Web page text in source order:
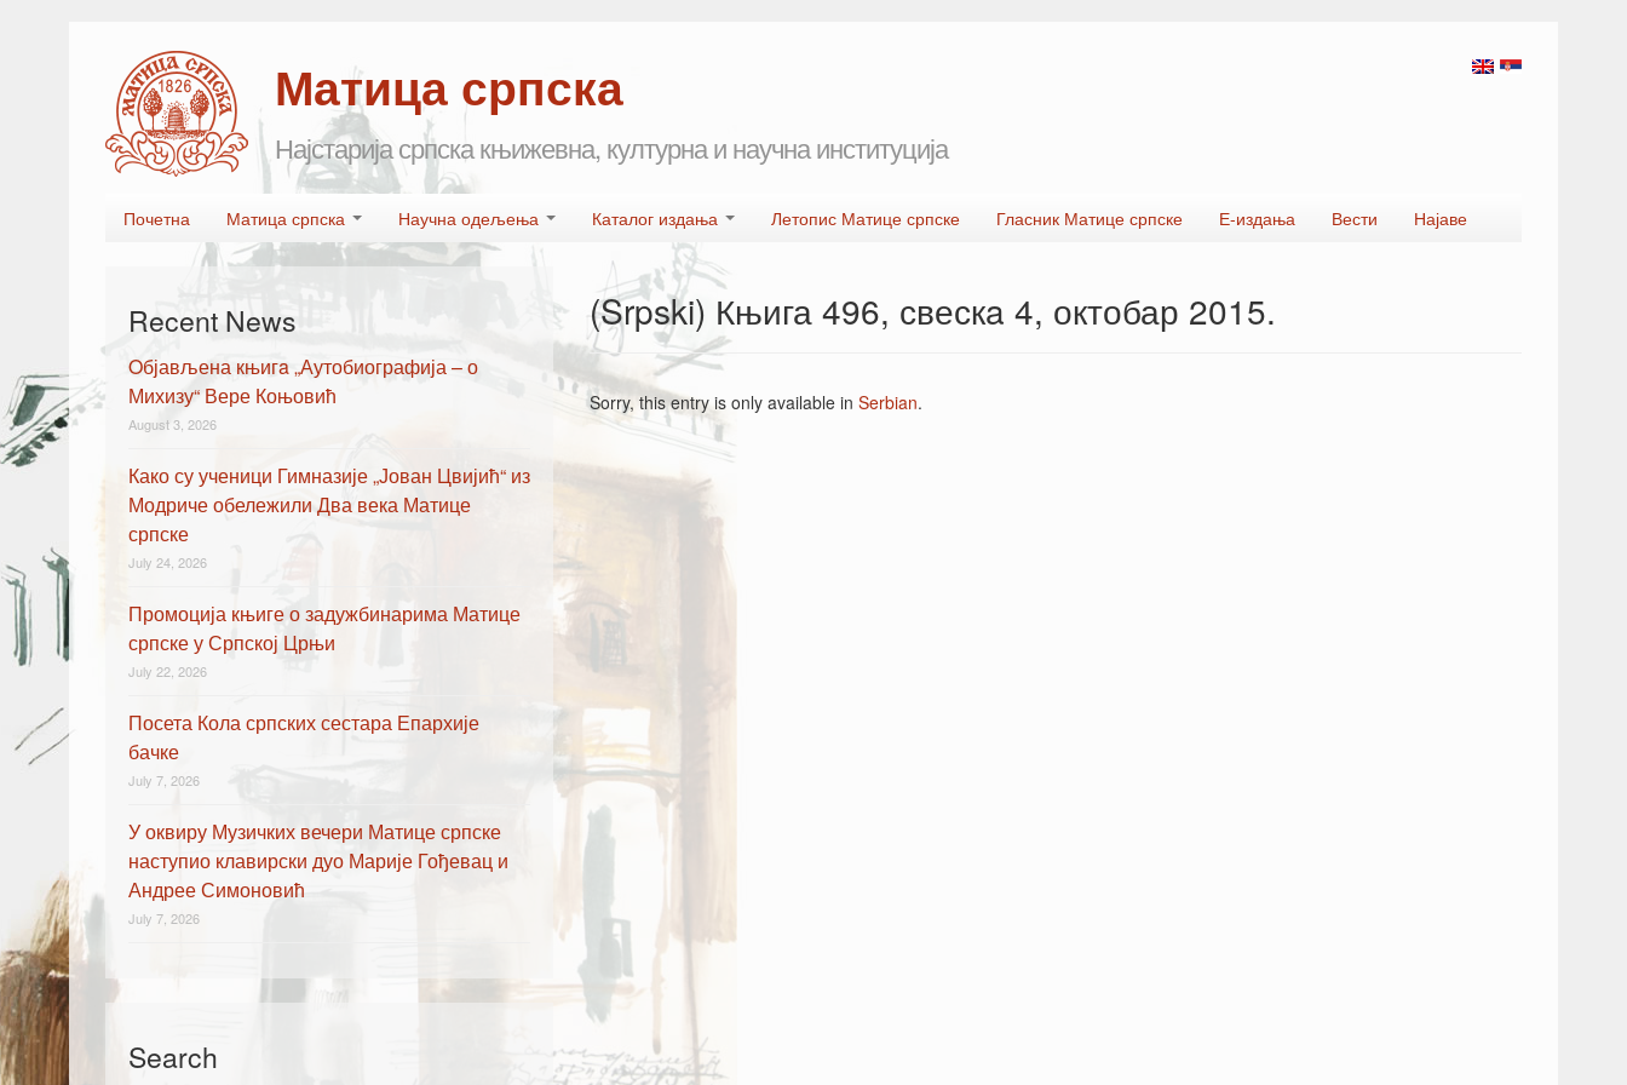
Матица српска
Најстарија српска књижевна, културна и научна институција
Main menu
Почетна Матица српска Научна одељења Каталог издања Летопис Матице српске Гласник Матице српске Е-издања Вести Најаве
(Srpski) Књига 496, свескa 4, октобар 2015.
Sorry, this entry is only available in Serbian.
Recent News
Oбјављена књигa „Аутобиографија – о
Михизу“ Вере Коњовић
August 3, 2026
Како су ученици Гимназије „Јован Цвијић“ из
Модриче обележили Два века Матице
српске
July 24, 2026
Промоција књиге о задужбинарима Матице
српске у Српској Црњи
July 22, 2026
Посета Кола српских сестара Епархије
бачке
July 7, 2026
У оквиру Музичких вечери Матице српске
наступио клавирски дуо Марије Гођевац и
Андрее Симоновић
July 7, 2026
Search